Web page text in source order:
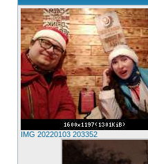
IMG 20220103 203352